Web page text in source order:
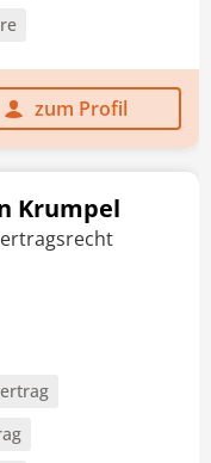
zum Profil
Krumpel